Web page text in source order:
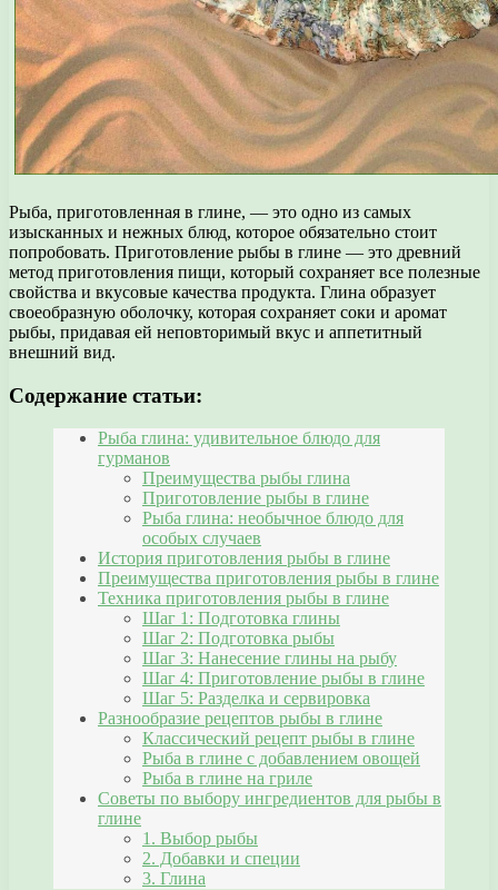
Рыба, приготовленная в глине, — это одно из самых
изысканных и нежных блюд, которое обязательно стоит
попробовать. Приготовление рыбы в глине — это древний
метод приготовления пищи, который сохраняет все полезные
свойства и вкусовые качества продукта. Глина образует
своеобразную оболочку, которая сохраняет соки и аромат
рыбы, придавая ей неповторимый вкус и аппетитный
внешний вид.
Содержание статьи:
Рыба глина: удивительное блюдо для
гурманов
Преимущества рыбы глина
Приготовление рыбы в глине
Рыба глина: необычное блюдо для
особых случаев
История приготовления рыбы в глине
Преимущества приготовления рыбы в глине
Техника приготовления рыбы в глине
Шаг 1: Подготовка глины
Шаг 2: Подготовка рыбы
Шаг 3: Нанесение глины на рыбу
Шаг 4: Приготовление рыбы в глине
Шаг 5: Разделка и сервировка
Разнообразие рецептов рыбы в глине
Классический рецепт рыбы в глине
Рыба в глине с добавлением овощей
Рыба в глине на гриле
Советы по выбору ингредиентов для рыбы в
глине
1. Выбор рыбы
2. Добавки и специи
3. Глина